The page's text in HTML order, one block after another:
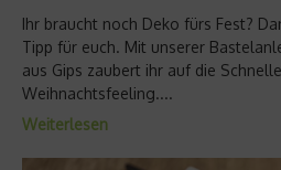
Ihr braucht noch Deko fürs Fest?
Tipp für euch. Mit unserer
aus Gips zaubert ihr auf die
Weihnachtsfeeling....
Weiterlesen